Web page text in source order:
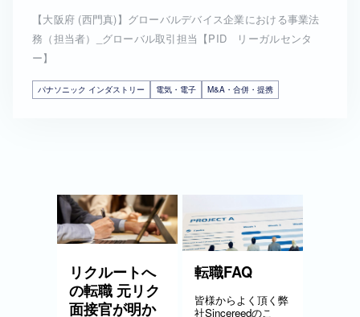
【大阪府 (西門真)】グローバルデバイス企業における事業法
務（担当者）_グローバル取引担当【PID リーガルセンタ
ー】
パナソニック インダストリー 電気・電子 M&A・合併・提携
リクルートへ
の転職 元リク
面接官が明か
転職FAQ
皆様からよく頂く弊
社Sincereedのこ